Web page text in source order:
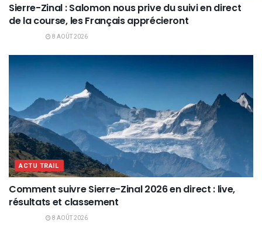
Sierre-Zinal : Salomon nous prive du suivi en direct
de la course, les Français apprécieront
8 AOÛT 2026
ACTU TRAIL
Comment suivre Sierre-Zinal 2026 en direct : live,
résultats et classement
8 AOÛT 2026